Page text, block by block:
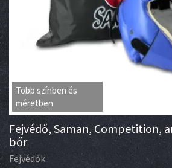
Több színben és
méretben
Fejvédő, Saman, Competition,
bőr
Fejvédők